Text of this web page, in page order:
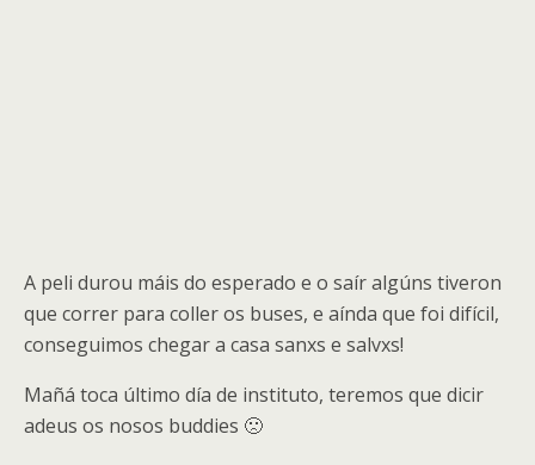
A peli durou máis do esperado e o saír algúns tiveron
que correr para coller os buses, e aínda que foi difícil,
conseguimos chegar a casa sanxs e salvxs!
Mañá toca último día de instituto, teremos que dicir
adeus os nosos buddies 🙁